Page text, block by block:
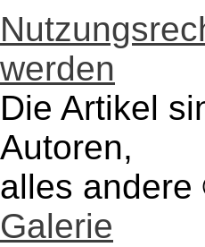
werden
Die Artikel
Autoren,
alles
Galerie